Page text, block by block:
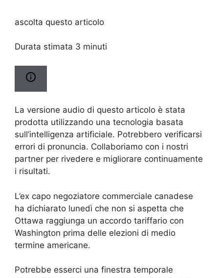
ascolta questo articolo
Durata stimata 3 minuti
La versione audio di questo articolo è stata
prodotta utilizzando una tecnologia basata
sull’intelligenza artificiale. Potrebbero verificarsi
errori di pronuncia. Collaboriamo con i nostri
partner per rivedere e migliorare continuamente
i risultati.
L’ex capo negoziatore commerciale canadese
ha dichiarato lunedì che non si aspetta che
Ottawa raggiunga un accordo tariffario con
Washington prima delle elezioni di medio
termine americane.
Potrebbe esserci una finestra temporale